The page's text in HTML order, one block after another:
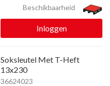
Beschikbaarheid
Inloggen
Soksleutel Met T-Heft
13x230
36624023